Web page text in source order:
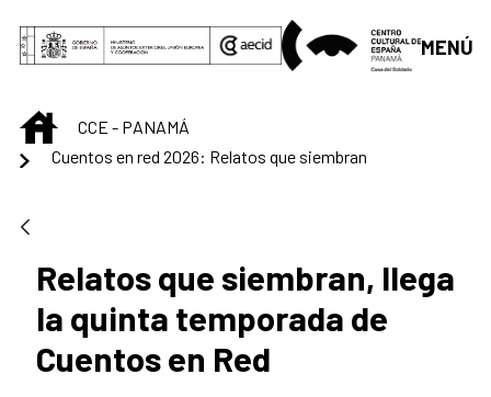
Saltar al contenido principal
MENÚ
INICIOCCE - PANAMÁ
Cuentos en red 2026: Relatos que siembran
Relatos que siembran, llega
la quinta temporada de
Cuentos en Red